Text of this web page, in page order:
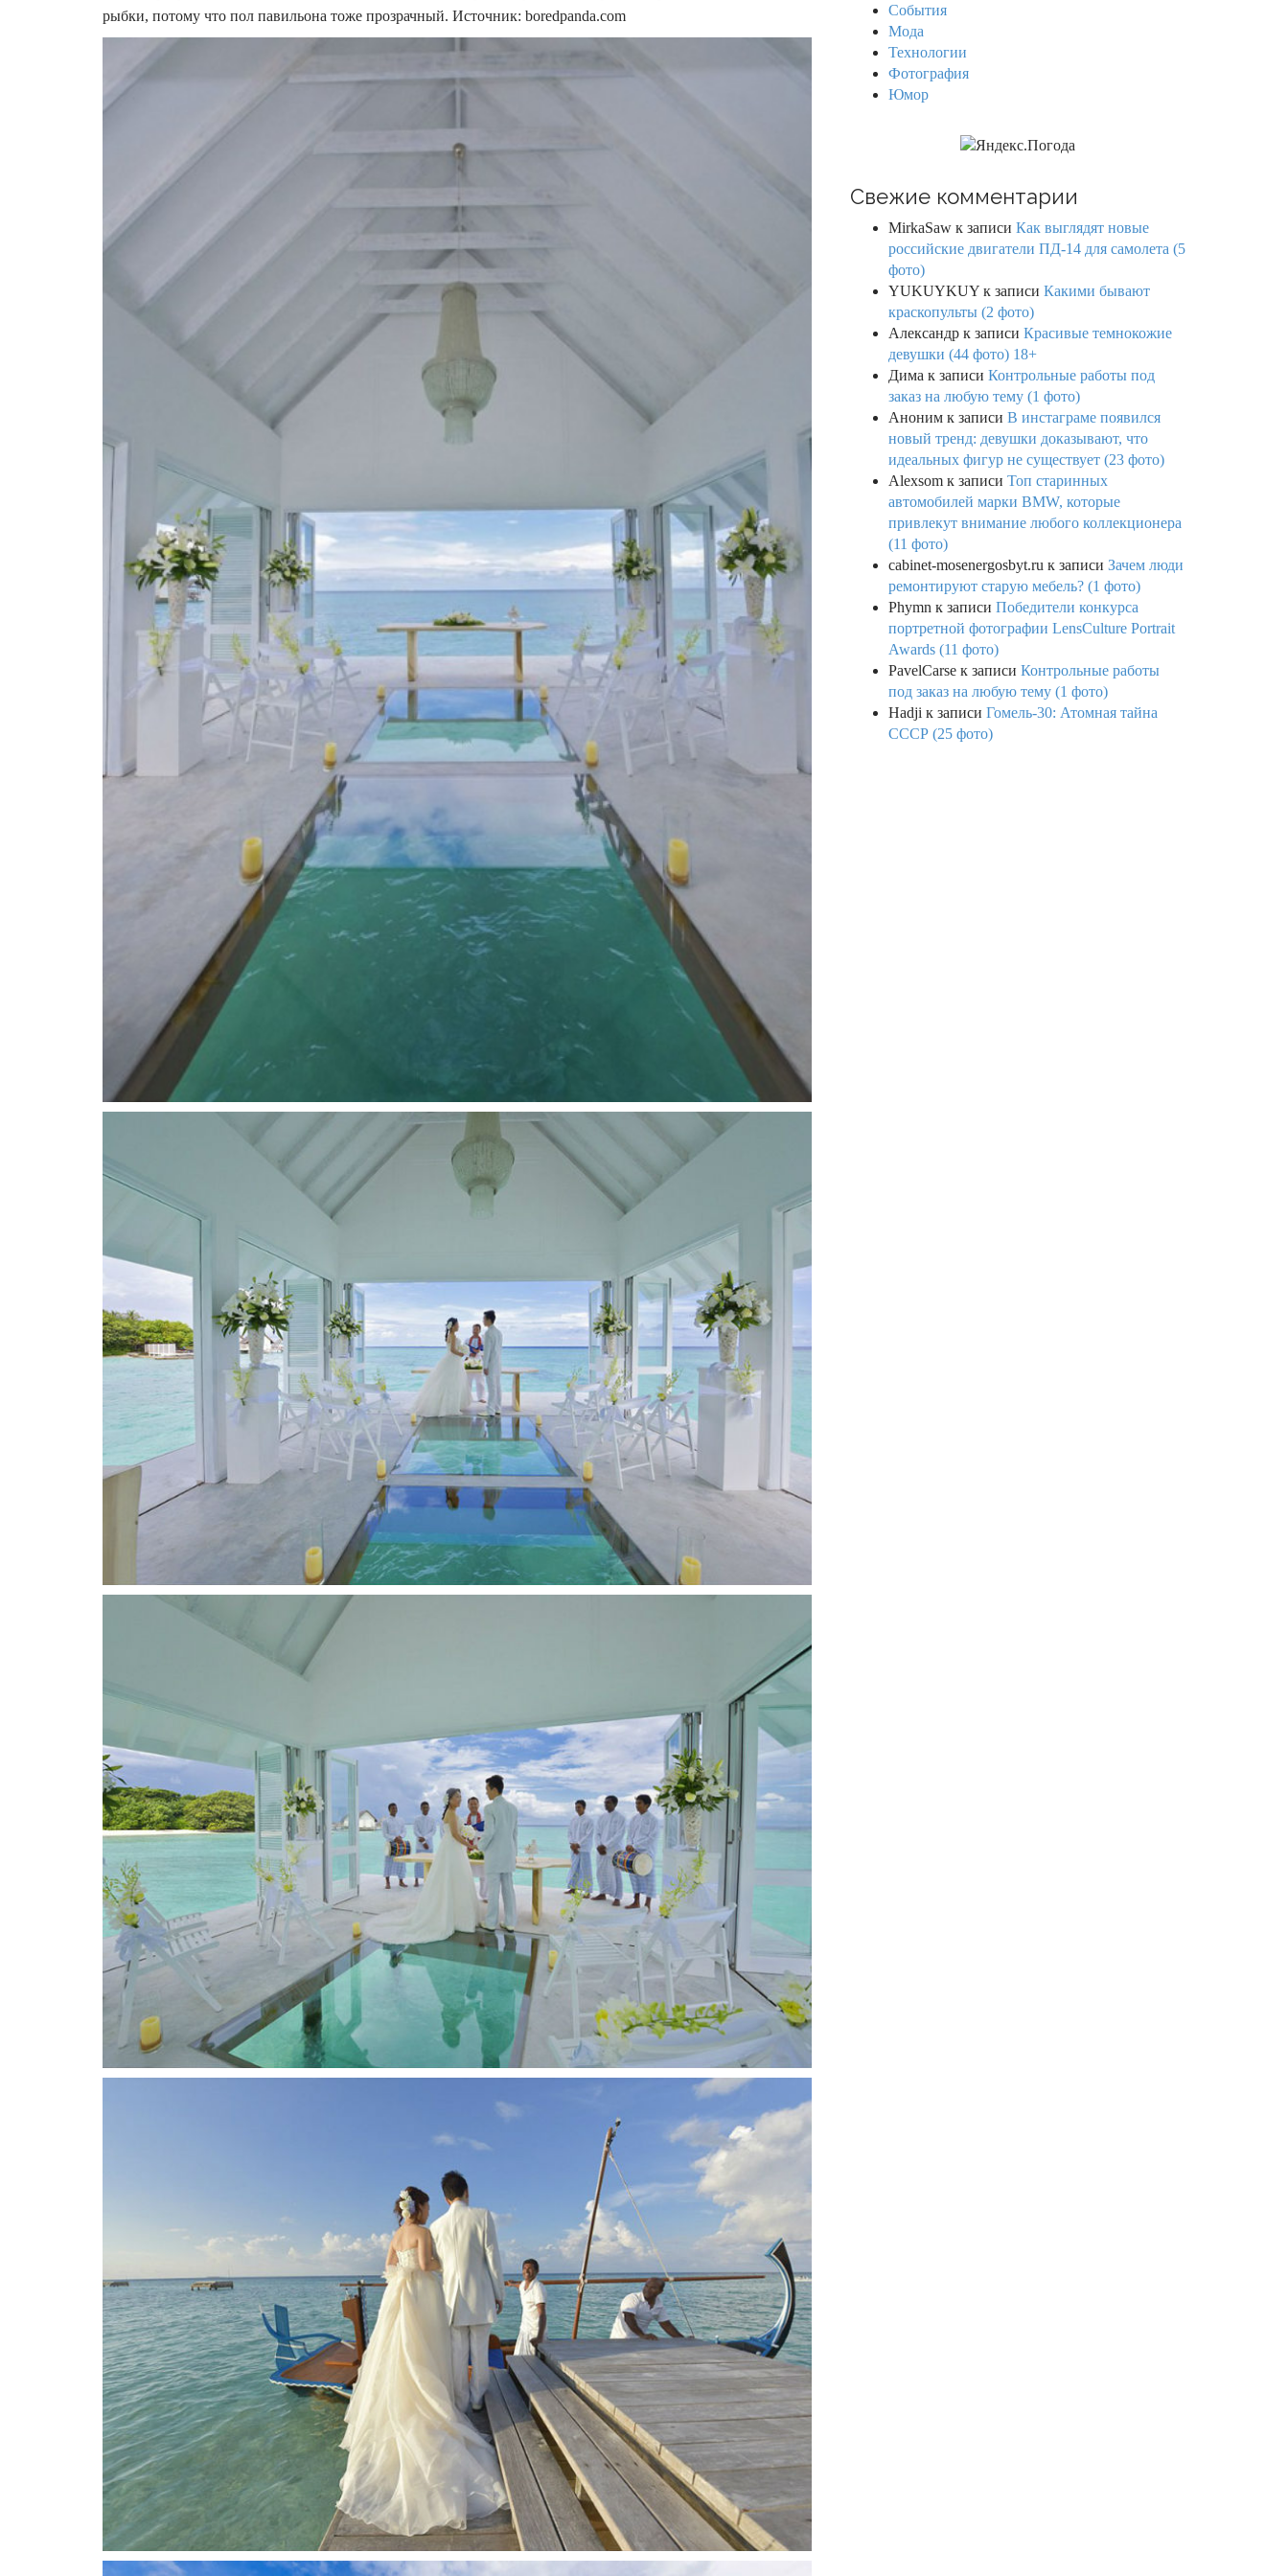
рыбки, потому что пол павильона тоже прозрачный. Источник: boredpanda.com
События
Мода
Технологии
Фотография
Юмор
Свежие комментарии
MirkaSaw к записи Как выглядят новые
российские двигатели ПД-14 для самолета (5
фото)
YUKUYKUY к записи Какими бывают
краскопульты (2 фото)
Александр к записи Красивые темнокожие
девушки (44 фото) 18+
Дима к записи Контрольные работы под
заказ на любую тему (1 фото)
Аноним к записи В инстаграме появился
новый тренд: девушки доказывают, что
идеальных фигур не существует (23 фото)
Alexsom к записи Топ старинных
автомобилей марки BMW, которые
привлекут внимание любого коллекционера
(11 фото)
cabinet-mosenergosbyt.ru к записи Зачем люди
ремонтируют старую мебель? (1 фото)
Phymn к записи Победители конкурса
портретной фотографии LensCulture Portrait
Awards (11 фото)
PavelCarse к записи Контрольные работы
под заказ на любую тему (1 фото)
Hadji к записи Гомель-30: Атомная тайна
СССР (25 фото)